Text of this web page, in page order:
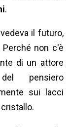
.
il futuro,
Perché non c'è
di un attore
pensiero
sui lacci